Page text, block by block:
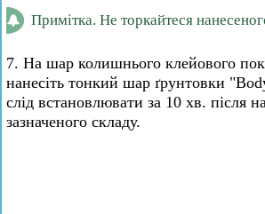
Примітка. Не торкайтеся
7. На шар колишнього клейового
нанесіть тонкий шар ґрунтовки
слід встановлювати за 10 хв. після
зазначеного складу.